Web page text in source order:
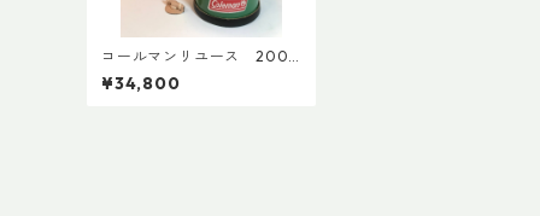
コールマンリユース 200B
1997年3月製 点検整備
済 4389
¥34,800